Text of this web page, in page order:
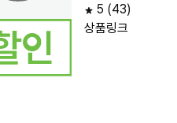
5 (43)
상품링크